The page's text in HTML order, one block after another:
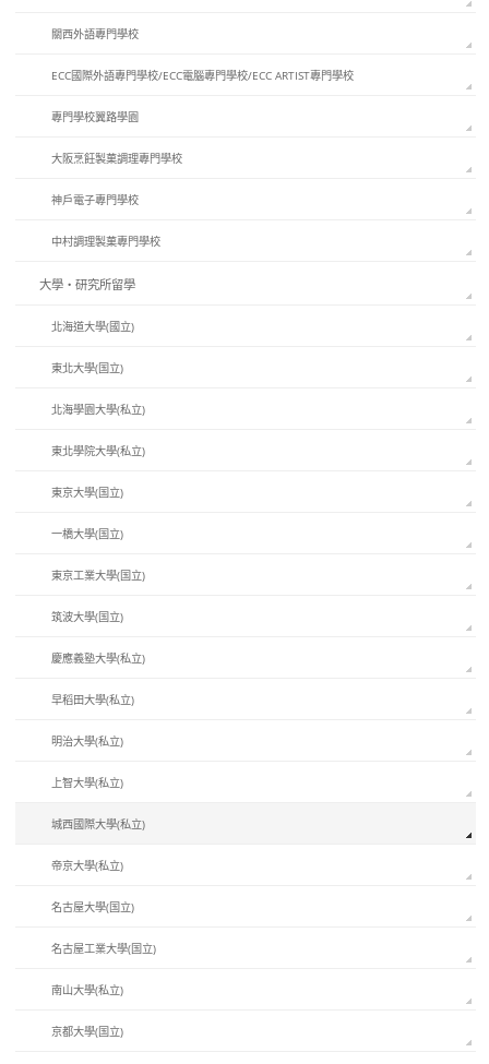
關西外語專門學校
ECC國際外語專門學校/ECC電腦專門學校/ECC ARTIST專門學校
專門學校翼路學園
大阪烹飪製菓調理專門學校
神戶電子專門學校
中村調理製菓專門學校
大學・研究所留學
北海道大學(國立)
東北大學(国立)
北海學園大學(私立)
東北學院大學(私立)
東京大學(国立)
一橋大學(国立)
東京工業大學(国立)
筑波大學(国立)
慶應義塾大學(私立)
早稻田大學(私立)
明治大學(私立)
上智大學(私立)
城西國際大學(私立)
帝京大學(私立)
名古屋大學(国立)
名古屋工業大學(国立)
南山大學(私立)
京都大學(国立)